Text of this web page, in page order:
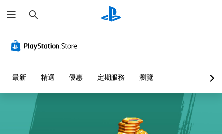
尋
最新 精選 優惠 定期服務 瀏覽